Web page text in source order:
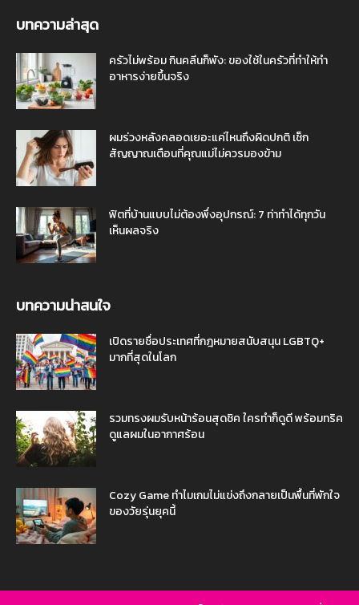
บทความล่าสุด
ครัวไม่พร้อม กินคลีนก็พัง: ของใช้ในครัวที่ทำให้ทำ
อาหารง่ายขึ้นจริง
ผมร่วงหลังคลอดเยอะแค่ไหนถึงผิดปกติ เช็ก
สัญญาณเตือนที่คุณแม่ไม่ควรมองข้าม
ฟิตที่บ้านแบบไม่ต้องพึ่งอุปกรณ์: 7 ท่าทำได้ทุกวัน
เห็นผลจริง
บทความน่าสนใจ
เปิดรายชื่อประเทศที่กฎหมายสนับสนุน LGBTQ+
มากที่สุดในโลก
รวมทรงผมรับหน้าร้อนสุดชิค ใครทำก็ดูดี พร้อมทริค
ดูแลผมในอากาศร้อน
Cozy Game ทำไมเกมไม่แข่งถึงกลายเป็นพื้นที่พักใจ
ของวัยรุ่นยุคนี้